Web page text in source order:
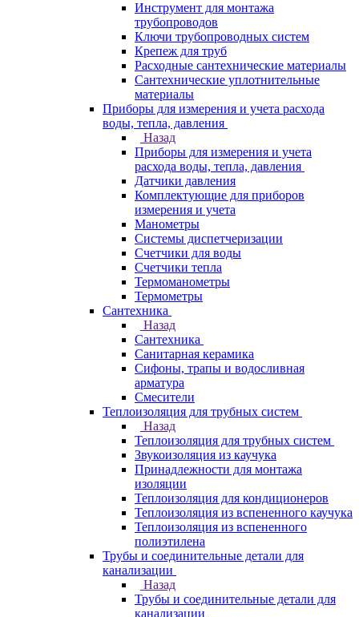
Инструмент для монтажа
трубопроводов
Ключи трубопроводных систем
Крепеж для труб
Расходные сантехнические материалы
Сантехнические уплотнительные
материалы
Приборы для измерения и учета расхода
воды, тепла, давления
Назад
Приборы для измерения и учета
расхода воды, тепла, давления
Датчики давления
Комплектующие для приборов
измерения и учета
Манометры
Системы диспетчеризации
Счетчики для воды
Счетчики тепла
Термоманометры
Термометры
Сантехника
Назад
Сантехника
Санитарная керамика
Сифоны, трапы и водосливная
арматура
Смесители
Теплоизоляция для трубных систем
Назад
Теплоизоляция для трубных систем
Звукоизоляция из каучука
Принадлежности для монтажа
изоляции
Теплоизоляция для кондиционеров
Теплоизоляция из вспененного каучука
Теплоизоляция из вспененного
полиэтилена
Трубы и соединительные детали для
канализации
Назад
Трубы и соединительные детали для
канализации